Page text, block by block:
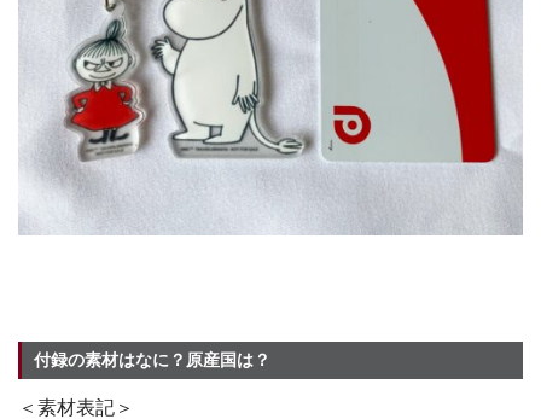
付録の素材はなに？原産国は？
＜素材表記＞